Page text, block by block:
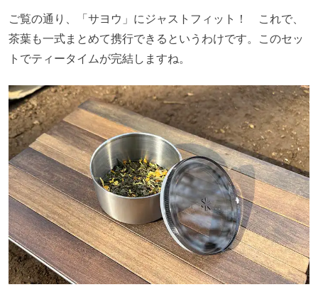
ご覧の通り、「サヨウ」にジャストフィット！ これで、
茶葉も一式まとめて携行できるというわけです。このセッ
トでティータイムが完結しますね。